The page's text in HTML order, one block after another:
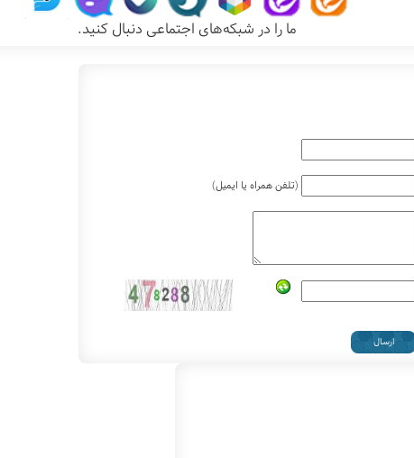
ما را در شبکه‌های اجتماعی دنبال کنید.
(تلفن همراه یا ایمیل)